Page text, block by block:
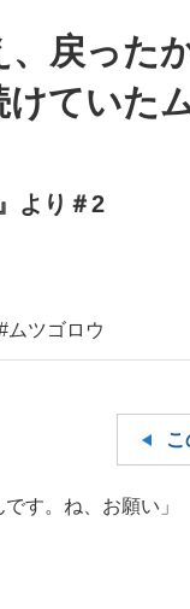
、戻った
ていた
より＃2
ムツゴロウ
す。ね、お願い」